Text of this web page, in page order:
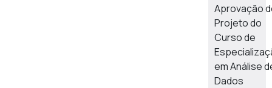
Aprovação
Projeto do
Curso de
em Análise
Dados